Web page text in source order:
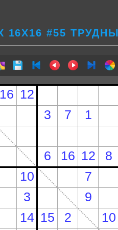
16Х16 #55